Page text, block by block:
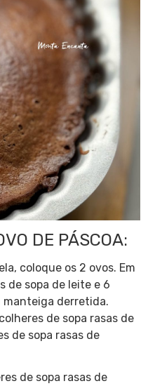
DE PÁSCOA:
coloque os 2 ovos. Em
de sopa de leite e 6
manteiga derretida.
de sopa rasas de
de sopa rasas de
de sopa rasas de